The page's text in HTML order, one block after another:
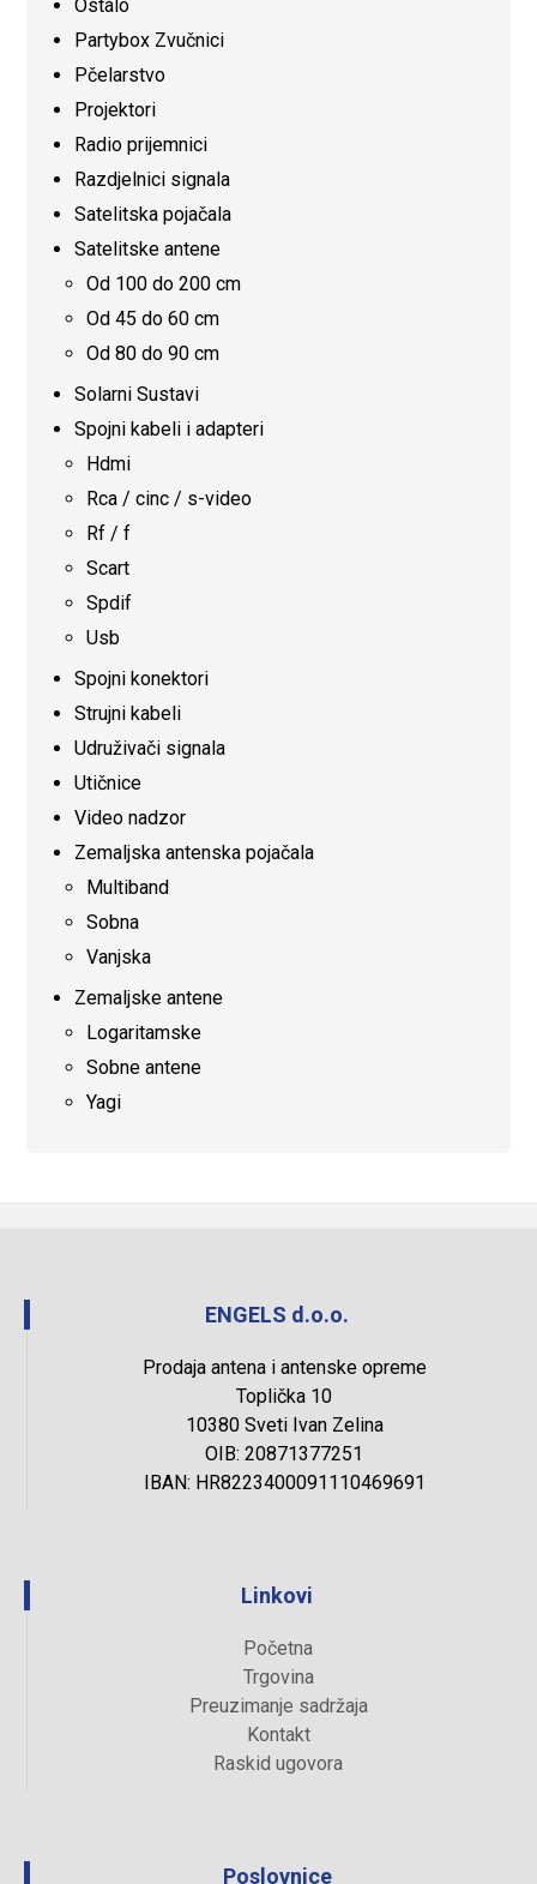
Ostalo
Partybox Zvučnici
Pčelarstvo
Projektori
Radio prijemnici
Razdjelnici signala
Satelitska pojačala
Satelitske antene
Od 100 do 200 cm
Od 45 do 60 cm
Od 80 do 90 cm
Solarni Sustavi
Spojni kabeli i adapteri
Hdmi
Rca / cinc / s-video
Rf / f
Scart
Spdif
Usb
Spojni konektori
Strujni kabeli
Udruživači signala
Utičnice
Video nadzor
Zemaljska antenska pojačala
Multiband
Sobna
Vanjska
Zemaljske antene
Logaritamske
Sobne antene
Yagi
ENGELS d.o.o.
Prodaja antena i antenske opreme
Toplička 10
10380 Sveti Ivan Zelina
OIB: 20871377251
IBAN: HR8223400091110469691
Linkovi
Početna
Trgovina
Preuzimanje sadržaja
Kontakt
Raskid ugovora
Poslovnice